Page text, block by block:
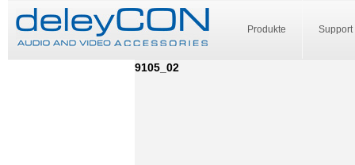
Produkte Support
9105_02